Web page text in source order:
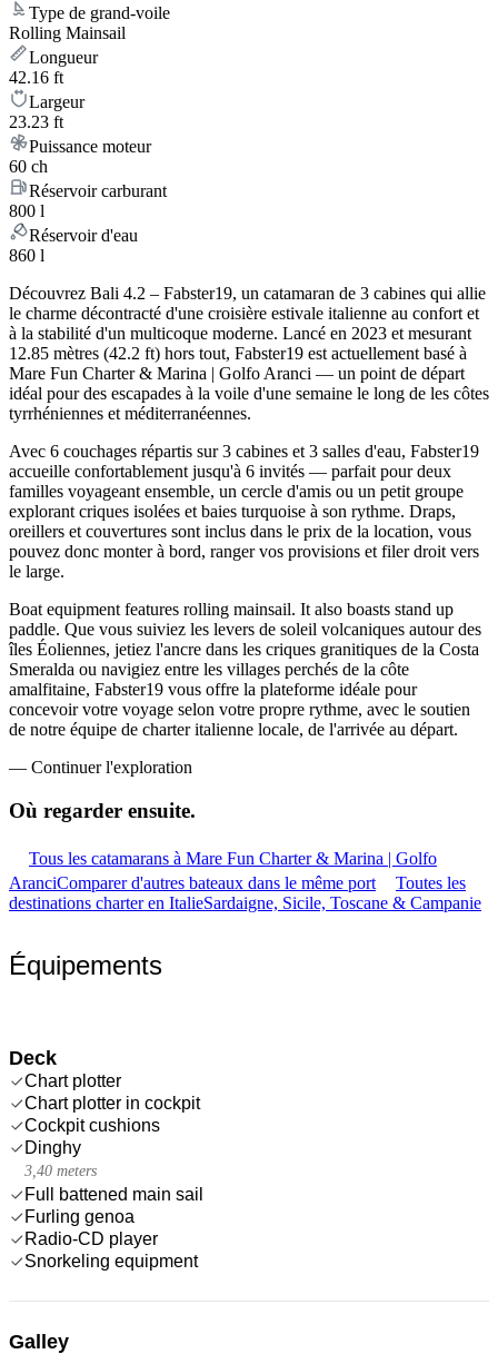
Type de grand-voile
Rolling Mainsail
Longueur
42.16 ft
Largeur
23.23 ft
Puissance moteur
60 ch
Réservoir carburant
800 l
Réservoir d'eau
860 l
Découvrez Bali 4.2 – Fabster19, un catamaran de 3 cabines qui allie
le charme décontracté d'une croisière estivale italienne au confort et
à la stabilité d'un multicoque moderne. Lancé en 2023 et mesurant
12.85 mètres (42.2 ft) hors tout, Fabster19 est actuellement basé à
Mare Fun Charter & Marina | Golfo Aranci — un point de départ
idéal pour des escapades à la voile d'une semaine le long de les côtes
tyrrhéniennes et méditerranéennes.
Avec 6 couchages répartis sur 3 cabines et 3 salles d'eau, Fabster19
accueille confortablement jusqu'à 6 invités — parfait pour deux
familles voyageant ensemble, un cercle d'amis ou un petit groupe
explorant criques isolées et baies turquoise à son rythme. Draps,
oreillers et couvertures sont inclus dans le prix de la location, vous
pouvez donc monter à bord, ranger vos provisions et filer droit vers
le large.
Boat equipment features rolling mainsail. It also boasts stand up
paddle. Que vous suiviez les levers de soleil volcaniques autour des
îles Éoliennes, jetiez l'ancre dans les criques granitiques de la Costa
Smeralda ou navigiez entre les villages perchés de la côte
amalfitaine, Fabster19 vous offre la plateforme idéale pour
concevoir votre voyage selon votre propre rythme, avec le soutien
de notre équipe de charter italienne locale, de l'arrivée au départ.
— Continuer l'exploration
Où regarder ensuite.
Tous les catamarans à Mare Fun Charter & Marina | Golfo
AranciComparer d'autres bateaux dans le même port
Toutes les
destinations charter en ItalieSardaigne, Sicile, Toscane & Campanie
Équipements
Deck
Chart plotter
Chart plotter in cockpit
Cockpit cushions
Dinghy
3,40 meters
Full battened main sail
Furling genoa
Radio-CD player
Snorkeling equipment
Galley